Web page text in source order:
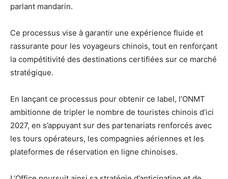
parlant mandarin.
Ce processus vise à garantir une expérience fluide et
rassurante pour les voyageurs chinois, tout en renforçant
la compétitivité des destinations certifiées sur ce marché
stratégique.
En lançant ce processus pour obtenir ce label, l’ONMT
ambitionne de tripler le nombre de touristes chinois d’ici
2027, en s’appuyant sur des partenariats renforcés avec
les tours opérateurs, les compagnies aériennes et les
plateformes de réservation en ligne chinoises.